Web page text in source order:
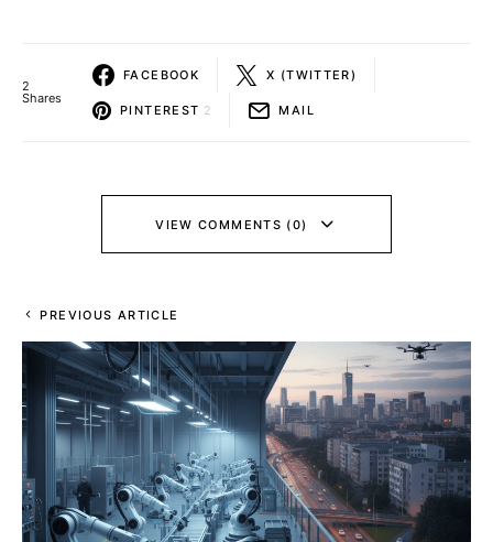
2
Shares
FACEBOOK X (TWITTER)
PINTEREST 2 MAIL
VIEW COMMENTS (0)
PREVIOUS ARTICLE